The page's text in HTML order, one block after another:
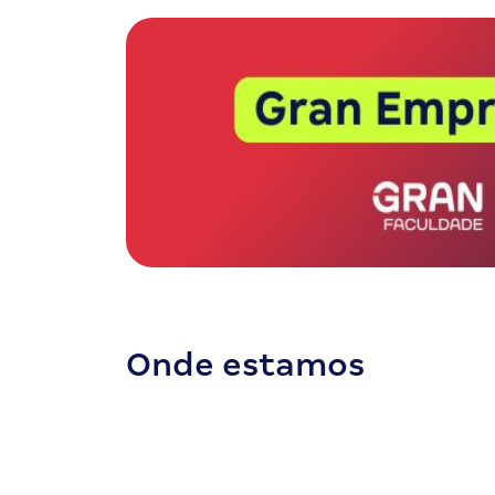
Onde estamos